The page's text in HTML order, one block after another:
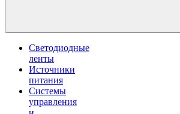
Светодиодные
ленты
Источники
питания
Системы
управления